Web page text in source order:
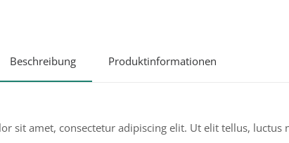
Beschreibung Produktinformationen
sit amet, consectetur adipiscing elit. Ut elit tellus,